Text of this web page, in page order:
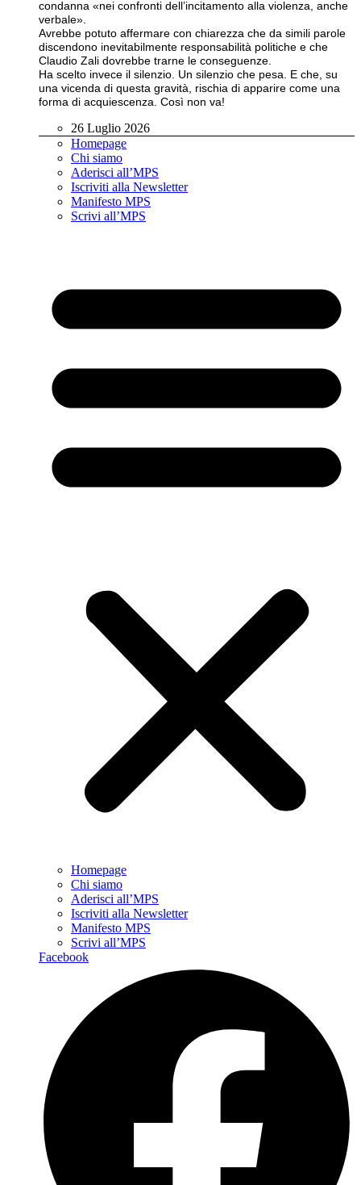
condanna «nei confronti dell’incitamento alla violenza, anche
verbale».
Avrebbe potuto affermare con chiarezza che da simili parole
discendono inevitabilmente responsabilità politiche e che
Claudio Zali dovrebbe trarne le conseguenze.
Ha scelto invece il silenzio. Un silenzio che pesa. E che, su
una vicenda di questa gravità, rischia di apparire come una
forma di acquiescenza. Così non va!
26 Luglio 2026
Homepage
Chi siamo
Aderisci all’MPS
Iscriviti alla Newsletter
Manifesto MPS
Scrivi all’MPS
Homepage
Chi siamo
Aderisci all’MPS
Iscriviti alla Newsletter
Manifesto MPS
Scrivi all’MPS
Facebook